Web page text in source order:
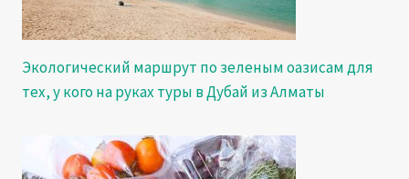
Экологический маршрут по зеленым оазисам для
тех, у кого на руках туры в Дубай из Алматы